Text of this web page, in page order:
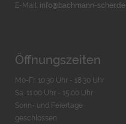
E-Mail: info@bachmann-scher.de
Öffnungszeiten
Mo-Fr. 10:30 Uhr - 18:30 Uhr
Sa. 11:00 Uhr - 15.00 Uhr
Sonn- und Feiertage
geschlossen